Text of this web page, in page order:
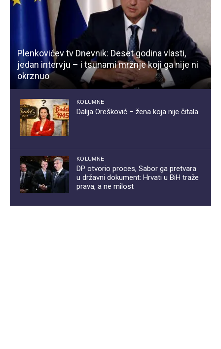
Plenkovićev tv Dnevnik: Deset godina vlasti,
jedan intervju – i tsunami mržnje koji ga nije ni
okrznuo
KOLUMNE
Dalija Orešković – žena koja nije čitala
KOLUMNE
DP otvorio proces, Sabor ga pretvara
u državni dokument: Hrvati u BiH traže
prava, a ne milost